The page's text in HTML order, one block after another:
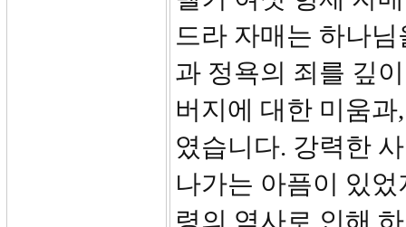
드라 자매는 하나
과 정욕의 죄를 깊
버지에 대한 미움
였습니다. 강력한
나가는 아픔이 있
령의 역사로 인해